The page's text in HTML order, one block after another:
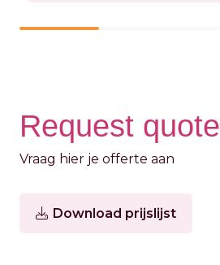
Request quote
Vraag hier je offerte aan
Download prijslijst